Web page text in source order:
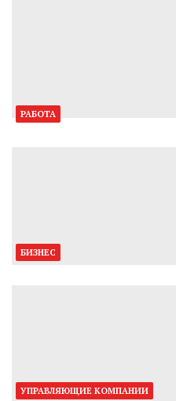
РАБОТА
БИЗНЕС
УПРАВЛЯЮЩИЕ КОМПАНИИ